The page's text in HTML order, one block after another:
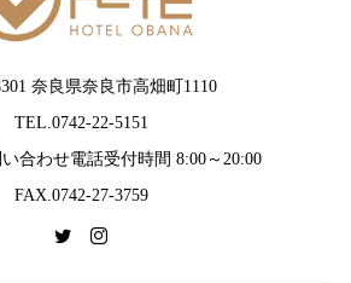
奈良県奈良市高畑町1110
TEL.0742-22-5151
合わせ電話受付時間 8:00～20:00
FAX.0742-27-3759